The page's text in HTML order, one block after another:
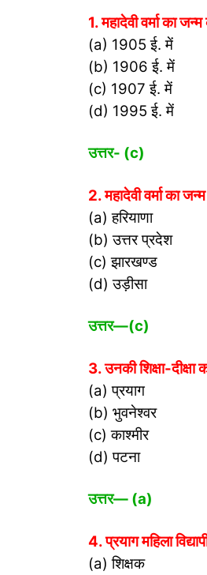
1. महादेवी वर्मा का
(a) 1905 ई. में
(b) 1906 ई. में
(c) 1907 ई. में
(d) 1995 ई. में
उत्तर- (c)
2. महादेवी वर्मा का
(a) हरियाणा
(b) उत्तर प्रदेश
(c) झारखण्ड
(d) उड़ीसा
उत्तर—(c)
3. उनकी शिक्षा-
(a) प्रयाग
(b) भुवनेश्वर
(c) काश्मीर
(d) पटना
उत्तर— (a)
4. प्रयाग महिला
(a) शिक्षक